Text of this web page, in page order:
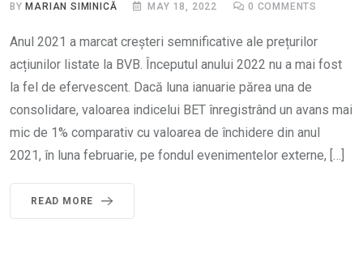
BY MARIAN SIMINICĂ MAY 18, 2022 0 COMMENTS
Anul 2021 a marcat creșteri semnificative ale prețurilor
acțiunilor listate la BVB. Începutul anului 2022 nu a mai fost
la fel de efervescent. Dacă luna ianuarie părea una de
consolidare, valoarea indicelui BET înregistrând un avans mai
mic de 1% comparativ cu valoarea de închidere din anul
2021, în luna februarie, pe fondul evenimentelor externe, […]
READ MORE